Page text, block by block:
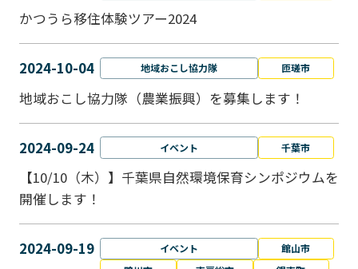
かつうら移住体験ツアー2024
2024-10-04 地域おこし協力隊 匝瑳市
地域おこし協⼒隊（農業振興）を募集します！
2024-09-24 イベント 千葉市
【10/10（木）】千葉県自然環境保育シンポジウムを
開催します！
2024-09-19 イベント
館山市